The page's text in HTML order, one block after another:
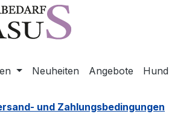
springen
Neuheiten Angebote Hund
und Zahlungsbedingungen